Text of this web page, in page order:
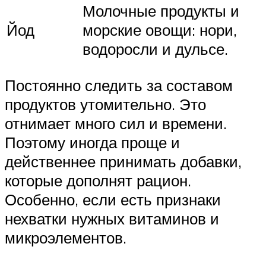
Йод
Молочные продукты и
морские овощи: нори,
водоросли и дульсе.
Постоянно следить за составом
продуктов утомительно. Это
отнимает много сил и времени.
Поэтому иногда проще и
действеннее принимать добавки,
которые дополнят рацион.
Особенно, если есть признаки
нехватки нужных витаминов и
микроэлементов.